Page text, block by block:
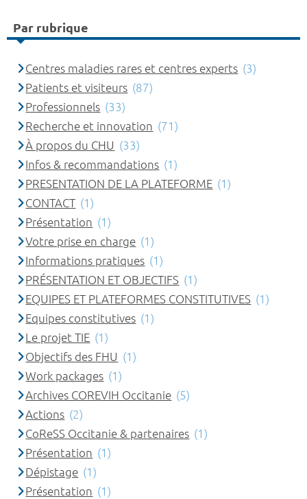
Par rubrique
Centres maladies rares et centres experts (3)
Patients et visiteurs (87)
Professionnels (33)
Recherche et innovation (71)
À propos du CHU (33)
Infos & recommandations (1)
PRESENTATION DE LA PLATEFORME (1)
CONTACT (1)
Présentation (1)
Votre prise en charge (1)
Informations pratiques (1)
PRÉSENTATION ET OBJECTIFS (1)
EQUIPES ET PLATEFORMES CONSTITUTIVES (1)
Equipes constitutives (1)
Le projet TIE (1)
Objectifs des FHU (1)
Work packages (1)
Archives COREVIH Occitanie (5)
Actions (2)
CoReSS Occitanie & partenaires (1)
Présentation (1)
Dépistage (1)
Présentation (1)